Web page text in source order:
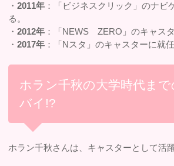
・2011年 ：「ビジネスクリック」のナビ
る。
・2012年 ：「NEWS ZERO」のキャスタ
・2017年 ：「Nスタ」のキャスターに就任
ホラン千秋の大学時代ま
バイ!?
ホラン千秋さんは、キャスターとして活